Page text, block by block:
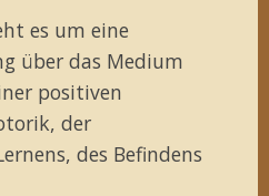
es um eine
über das Medium
positiven
der
des Befindens